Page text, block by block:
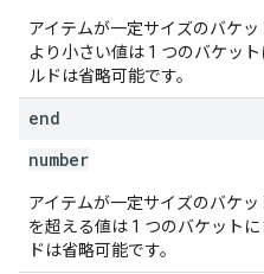
アイテムが一定サイズのバケ
より小さい値は 1 つのバケッ
ルドは省略可能です。
end
number
アイテムが一定サイズのバケ
を超える値は 1 つのバケット
ドは省略可能です。